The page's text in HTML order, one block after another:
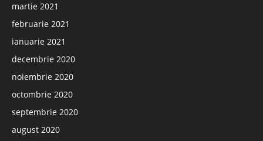
martie 2021
februarie 2021
ianuarie 2021
decembrie 2020
noiembrie 2020
octombrie 2020
septembrie 2020
august 2020